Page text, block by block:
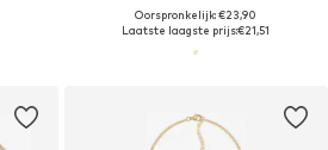
Oorspronkelijk: €23,90
Laatste laagste prijs:€21,51